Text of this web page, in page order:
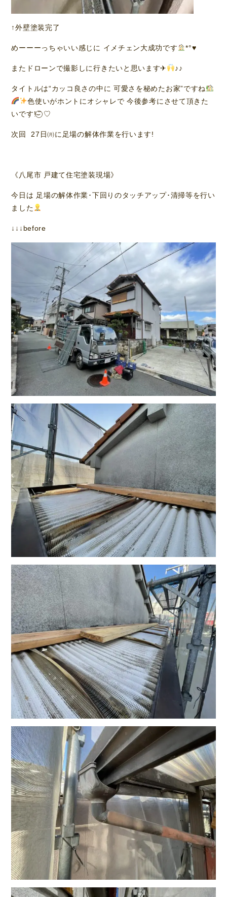
↑外壁塗装完了
めーーーっちゃいい感じに イメチェン大成功です *°♥️
またドローンで撮影しに行きたいと思います✈︎ ♪♪
タイトルは“カッコ良さの中に 可愛さを秘めたお家”ですね
色使いがホントにオシャレで 今後参考にさせて頂きた
いです!⌣̈⃝ ♡
次回 27日㈪に足場の解体作業を行います!
《八尾市 戸建て住宅塗装現場》
今日は 足場の解体作業･下回りのタッチアップ･清掃等を行い
ました
↓↓↓before